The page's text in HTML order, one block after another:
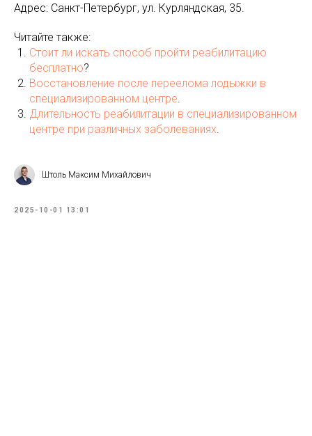
Адрес: Санкт-Петербург, ул. Курляндская, 35.
Читайте также:
Стоит ли искать способ пройти реабилитацию
бесплатно?
Восстановление после переелома лодыжки в
специализированном центре.
Длительность реабилитации в специализированном
центре при различных заболеваниях.
Штоль Максим Михайлович
2025-10-01 13:01